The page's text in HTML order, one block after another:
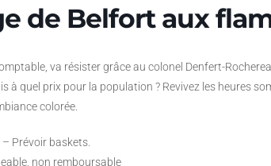
de Belfort aux
va résister grâce au colonel Denfert-
à quel prix pour la population ? Revivez les heures
colorée.
Prévoir baskets.
non remboursable